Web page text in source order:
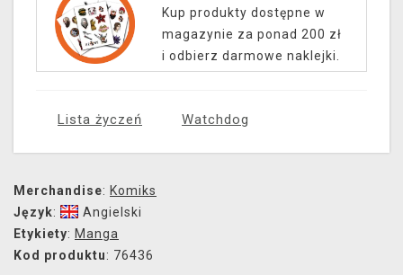
Kup produkty dostępne w
magazynie za ponad 200 zł
i odbierz darmowe naklejki.
Lista życzeń Watchdog
Merchandise: Komiks
Język:
Angielski
Etykiety: Manga
Kod produktu: 76436